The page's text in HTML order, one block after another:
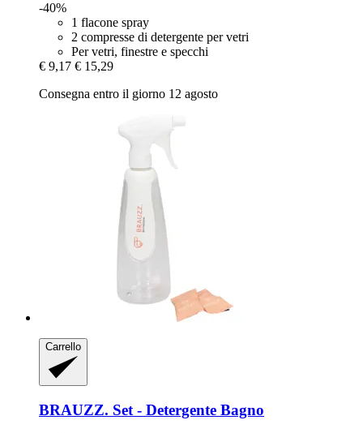
-40%
1 flacone spray
2 compresse di detergente per vetri
Per vetri, finestre e specchi
€ 9,17 € 15,29
Consegna entro il giorno 12 agosto
Carrello
BRAUZZ. Set -​ Detergente Bagno